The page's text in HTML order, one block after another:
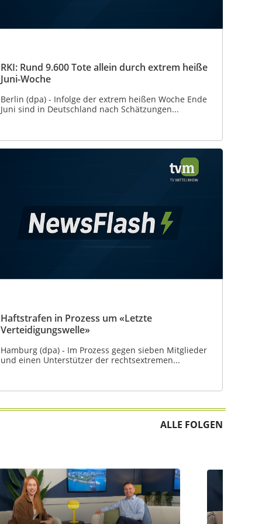
RKI: Rund 9.600 Tote allein durch extrem heiße
Juni-Woche
Berlin (dpa) - Infolge der extrem heißen Woche Ende
Juni sind in Deutschland nach Schätzungen...
Haftstrafen in Prozess um «Letzte
Verteidigungswelle»
Hamburg (dpa) - Im Prozess gegen sieben Mitglieder
und einen Unterstützer der rechtsextremen...
ALLE FOLGEN